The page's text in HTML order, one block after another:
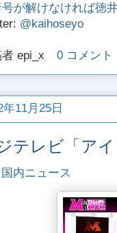
号が解けなければ徳
@kaihoseyo
epi_x 0 コメント
年11月25日
テレビ「ア
国内ニュース